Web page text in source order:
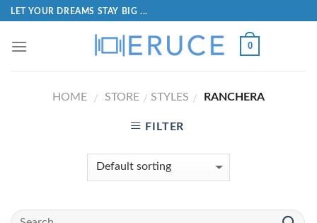
LET YOUR DREAMS STAY BIG ...
0
HOME / STORE / STYLES / RANCHERA
FILTER